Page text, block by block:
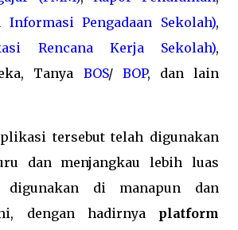
Informasi Pengadaan Sekolah),
Rencana Kerja Sekolah),
Tanya BOS/ BOP, dan lain
tersebut telah digunakan
dan menjangkau lebih luas
digunakan di manapun dan
dengan hadirnya platform